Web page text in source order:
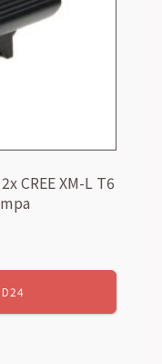
CREE XM-L T6